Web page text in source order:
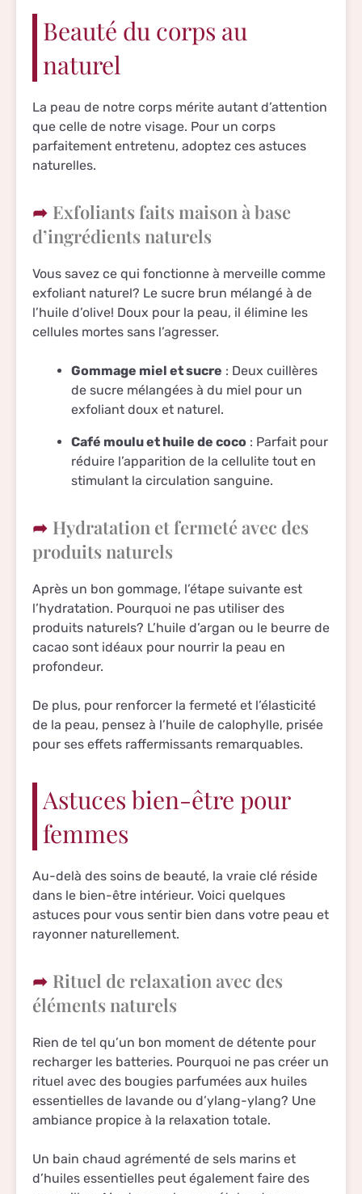
Beauté du corps au
naturel
La peau de notre corps mérite autant d’attention
que celle de notre visage. Pour un corps
parfaitement entretenu, adoptez ces astuces
naturelles.
Exfoliants faits maison à base
d’ingrédients naturels
Vous savez ce qui fonctionne à merveille comme
exfoliant naturel? Le sucre brun mélangé à de
l’huile d’olive! Doux pour la peau, il élimine les
cellules mortes sans l’agresser.
Gommage miel et sucre : Deux cuillères
de sucre mélangées à du miel pour un
exfoliant doux et naturel.
Café moulu et huile de coco : Parfait pour
réduire l’apparition de la cellulite tout en
stimulant la circulation sanguine.
Hydratation et fermeté avec des
produits naturels
Après un bon gommage, l’étape suivante est
l’hydratation. Pourquoi ne pas utiliser des
produits naturels? L’huile d’argan ou le beurre de
cacao sont idéaux pour nourrir la peau en
profondeur.
De plus, pour renforcer la fermeté et l’élasticité
de la peau, pensez à l’huile de calophylle, prisée
pour ses effets raffermissants remarquables.
Astuces bien-être pour
femmes
Au-delà des soins de beauté, la vraie clé réside
dans le bien-être intérieur. Voici quelques
astuces pour vous sentir bien dans votre peau et
rayonner naturellement.
Rituel de relaxation avec des
éléments naturels
Rien de tel qu’un bon moment de détente pour
recharger les batteries. Pourquoi ne pas créer un
rituel avec des bougies parfumées aux huiles
essentielles de lavande ou d’ylang-ylang? Une
ambiance propice à la relaxation totale.
Un bain chaud agrémenté de sels marins et
d’huiles essentielles peut également faire des